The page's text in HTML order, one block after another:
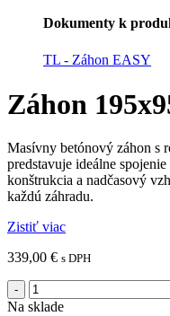
Dokumenty k
TL - Záhon EASY
Záhon
Masívny betónový záhon s
predstavuje ideálne
konštrukcia a nadčasový
každú záhradu.
Zistiť viac
339,00 € s DPH
Na sklade